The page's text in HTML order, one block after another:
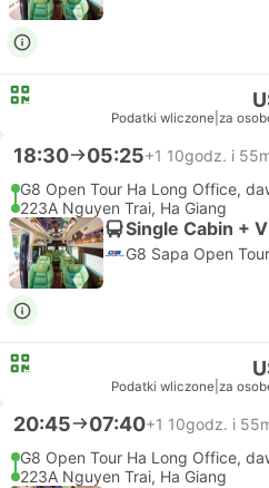
Podatki wliczone za
18:30 05:25+1 10godz. i
G8 Open Tour Ha Long Office,
223A Nguyen Trai, Ha Giang
Single Cabin +
G8 Sapa Open Tour
Podatki wliczone za
20:45 07:40+1 10godz. i
G8 Open Tour Ha Long Office,
223A Nguyen Trai, Ha Giang